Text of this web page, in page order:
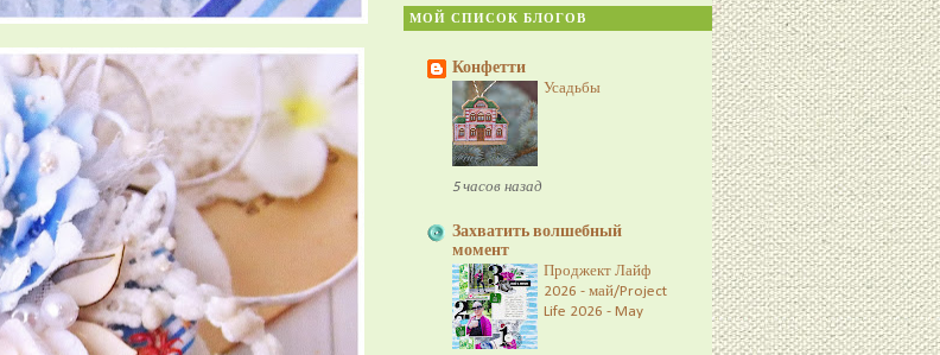
МОЙ СПИСОК БЛОГОВ
Конфетти
Усадьбы
5 часов назад
Захватить волшебный
момент
Проджект Лайф
2026 - май/Project
Life 2026 - May